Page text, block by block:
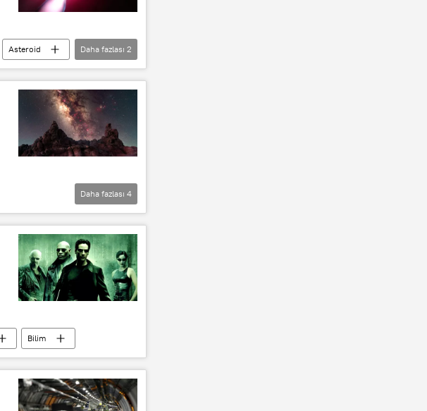
Asteroid
Daha fazlası 2
Daha fazlası 4
Bilim